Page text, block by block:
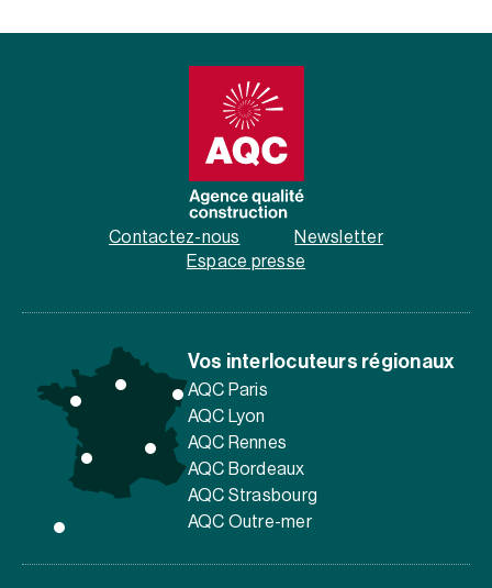
Contactez-nous
Newsletter
Espace presse
Vos interlocuteurs régionaux
AQC Paris
AQC Lyon
AQC Rennes
AQC Bordeaux
AQC Strasbourg
AQC Outre-mer